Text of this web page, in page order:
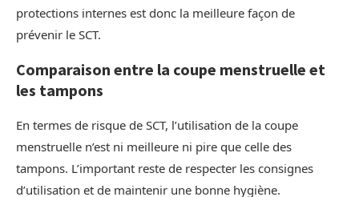
protections internes est donc la meilleure façon de
prévenir le SCT.
Comparaison entre la coupe menstruelle et
les tampons
En termes de risque de SCT, l’utilisation de la coupe
menstruelle n’est ni meilleure ni pire que celle des
tampons. L’important reste de respecter les consignes
d’utilisation et de maintenir une bonne hygiène.